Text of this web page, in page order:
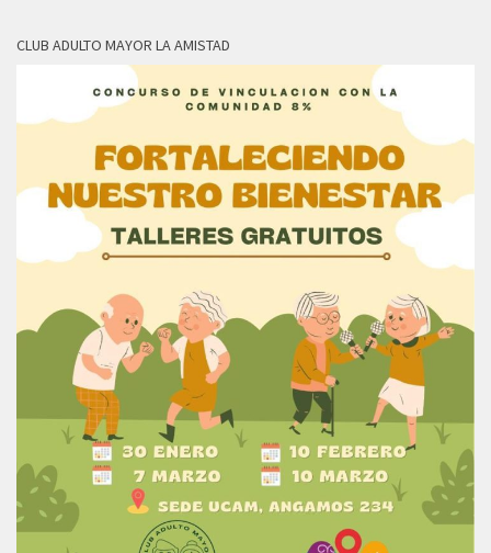
CLUB ADULTO MAYOR LA AMISTAD